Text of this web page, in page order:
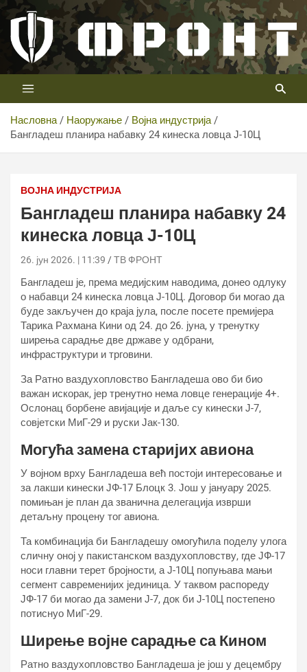
Скип
цонтент
Телевизија ФРОНТ
Први војни канал у Србији
Насловна Наоружање
Војна индустрија
Бангладеш планира набавку 24 кинеска ловца Ј-10Ц
ВОЈНА ИНДУСТРИЈА
Бангладеш планира набавку 24
кинеска ловца Ј-10Ц
26. јун 2026. | 11:39 ТВ ФРОНТ
Бангладеш је, према медијским наводима, донео одлуку
о набавци 24 кинеска ловца Ј-10Ц. Договор би могао да
буде закључен до краја јула, после посете премијера
Тарика Рахмана Кини од 24. до 26. јуна, у тренутку
ширења сарадње две државе у одбрани,
инфраструктури и трговини.
За Ратно ваздухопловство Бангладеша ово би био
важан искорак, јер тренутно нема ловце генерације 4+.
Ослонац борбене авијације и даље су кинески Ј-7,
совјетски МиГ-29 и руски Јак-130.
Могућа замена старијих авиона
У војном врху Бангладеша већ постоји интересовање и
за лакши кинески ЈФ-17 Блоцк 3. Још у јануару 2025.
помињан је план да званична делегација изврши
детаљну процену тог авиона.
Та комбинација би Бангладешу омогућила поделу улога
сличну оној у пакистанском ваздухопловству, где ЈФ-17
носи главни терет бројности, а Ј-10Ц попуњава мањи
сегмент савременијих јединица. У таквом распореду
ЈФ-17 би могао да замени Ј-7, док би Ј-10Ц постепено
потиснуо МиГ-29.
Ширење војне сарадње са Кином
Ратно ваздухопловство Бангладеша је још у децембру